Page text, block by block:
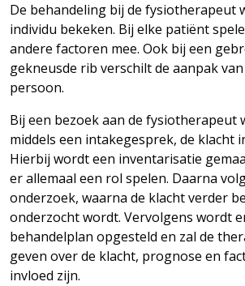
De behandeling bij de fysiotherapeut
individu bekeken. Bij elke patiënt
andere factoren mee. Ook bij een
gekneusde rib verschilt de aanpak
persoon.
Bij een bezoek aan de fysiotherapeut
middels een intakegesprek, de klacht
Hierbij wordt een inventarisatie
er allemaal een rol spelen. Daarna
onderzoek, waarna de klacht verder
onderzocht wordt. Vervolgens wordt
behandelplan opgesteld en zal de
geven over de klacht, prognose en
invloed zijn.